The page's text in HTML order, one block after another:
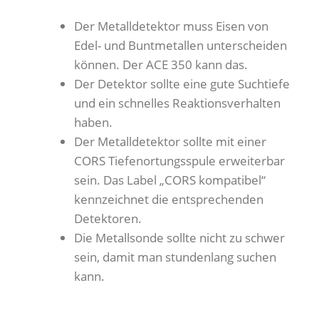
Der Metalldetektor muss Eisen von
Edel- und Buntmetallen unterscheiden
können. Der ACE 350 kann das.
Der Detektor sollte eine gute Suchtiefe
und ein schnelles Reaktionsverhalten
haben.
Der Metalldetektor sollte mit einer
CORS Tiefenortungsspule erweiterbar
sein. Das Label „CORS kompatibel“
kennzeichnet die entsprechenden
Detektoren.
Die Metallsonde sollte nicht zu schwer
sein, damit man stundenlang suchen
kann.